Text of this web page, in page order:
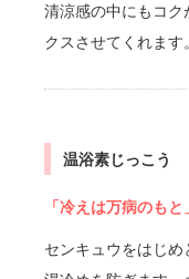
清涼感の中にもコク
クスさせてくれます。
温浴素じっこう
「冷えは万病のも
センキュウをはじ